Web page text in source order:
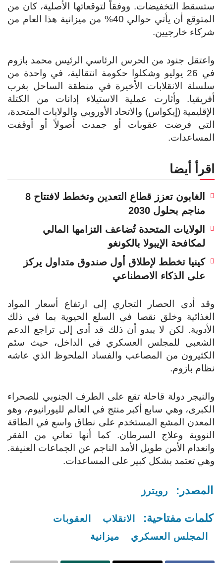
ستسقط التخفيضات. ووفقاً لتوقعاتها الأصلية، كان من
المتوقع أن يأتي حوالي 40% من ميزانية هذا العام من
شركاء خارجيين.
واعتقل جنود من الحرس الرئاسي الرئيس محمد بازوم
في 26 يوليو وشكلوا حكومة انتقالية، في واحدة من
سلسلة الانقلابات الأخيرة في منطقة الساحل بغرب
أفريقيا. وأثارت عملية الاستيلاء إدانات من الكتلة
الإقليمية (إيكواس) والاتحاد الأوروبي والولايات المتحدة،
التي فرضت عقوبات أو جمدت أصولاً أو أوقفت
المساعدات.
اقرأ أيضا
الغابون تعزز قطاع التعدين وتخطط لافتتاح 8
مناجم بحلول 2030
الولايات المتحدة تُضاعف التزامها المالي
لمكافحة الإيبولا بالكونغو
كينيا تخطط لإطلاق أول صندوق متداول يركز
على الذكاء الاصطناعي
وقد أدى الحصار التجاري إلى ارتفاع أسعار المواد
الغذائية وخلق نقصا في السلع الحيوية بما في ذلك
الأدوية. لكن لا يبدو أن ذلك قد أدى إلى تراجع الدعم
الشعبي للمجلس العسكري في الداخل، حيث سئم
الكثيرون من المصاعب والفساد الملحوظ الذي عاشه
نظام بازوم.
والنيجر دولة قاحلة تقع على الطرف الجنوبي للصحراء
الكبرى، وهي سابع أكبر منتج في العالم لليورانيوم، وهو
المعدن المشع المستخدم على نطاق واسع في الطاقة
النووية وعلاج السرطان. كما أنها تعاني من الفقر
وانعدام الأمن طويل الأمد الناجم عن الجماعات العنيفة.
وهي تعتمد بشكل كبير على المساعدات.
المصدر: رويترز
كلمات مفتاحية: الانقلاب
العقوبات
المجلس العسكري
ميزانية